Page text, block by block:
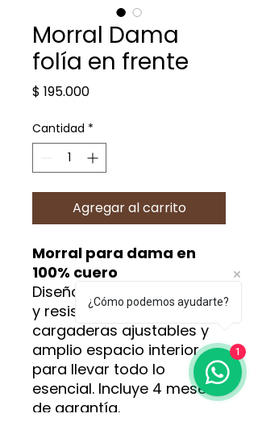
Morral Dama
folía en frente
$ 195.000Precio
Cantidad *
Agregar al carrito
Morral para dama en
100% cuero
Diseño elegante, práctico
y resistente. Con
cargaderas ajustables y
amplio espacio interior
para llevar todo lo
esencial. Incluye 4 meses
de garantía.
¿Cómo podemos ayudarte?
1